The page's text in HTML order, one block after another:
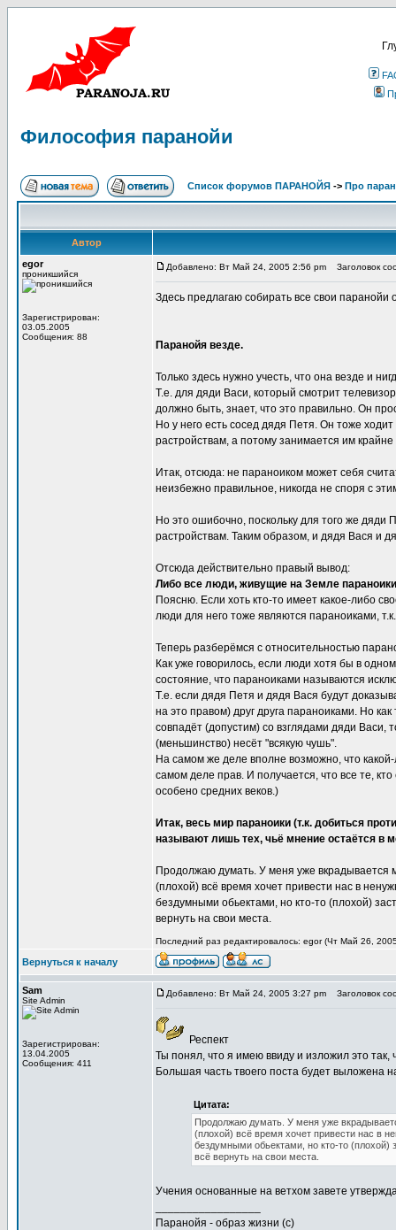
Философия паранойи
Список форумов ПАРАНОЙЯ -> Про
Автор
egor
проникшийся
Зарегистрирован:
03.05.2005
Сообщения: 88
Добавлено: Вт Май 24, 2005 2:56 pm Заголовок
Здесь предлагаю собирать все свои паранойи
Паранойя везде.
Только здесь нужно учесть, что она везде и
Т.е. для дяди Васи, который смотрит
должно быть, знает, что это правильно. Он
Но у него есть сосед дядя Петя. Он тоже
растройствам, а потому занимается им
Итак, отсюда: не параноиком может себя
неизбежно правильное, никогда не споря с
Но это ошибочно, поскольку для того же дяди
растройствам. Таким образом, и дядя Вася и
Отсюда действительно правый вывод:
Либо все люди, живущие на Земле
Поясню. Если хоть кто-то имеет какое-либо
люди для него тоже являются параноиками,
Теперь разберёмся с относительностью
Как уже говорилось, если люди хотя бы в
состояние, что параноиками называются
Т.е. если дядя Петя и дядя Вася будут
на это правом) друг друга параноиками. Но
совпадёт (допустим) со взглядами дяди Васи,
(меньшинство) несёт "всякую чушь".
На самом же деле вполне возможно, что
самом деле прав. И получается, что все те,
особено средних веков.)
Итак, весь мир параноики (т.к. добиться
называют лишь тех, чьё мнение остаётся в
Продолжаю думать. У меня уже вкрадывается
(плохой) всё время хочет привести нас в
бездумными обьектами, но кто-то (плохой)
вернуть на свои места.
Последний раз редактировалось: egor (Чт Май 26,
Вернуться к началу
Sam
Site Admin
Зарегистрирован:
13.04.2005
Сообщения: 411
Добавлено: Вт Май 24, 2005 3:27 pm Заголовок
Респект
Ты понял, что я имею ввиду и изложил это так,
Большая часть твоего поста будет выложена
Цитата:
Продолжаю думать. У меня уже
(плохой) всё время хочет привести нас в
бездумными обьектами, но кто-то (плохой)
всё вернуть на свои места.
Учения основанные на ветхом завете
Паранойя - образ жизни (с)